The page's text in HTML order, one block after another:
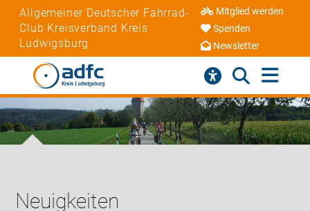
Allgemeiner Deutscher Fahrrad-
Club Kreisverband Kreis
Ludwigsburg
Mitglied werden
Spenden
Newsletter
Neuigkeiten